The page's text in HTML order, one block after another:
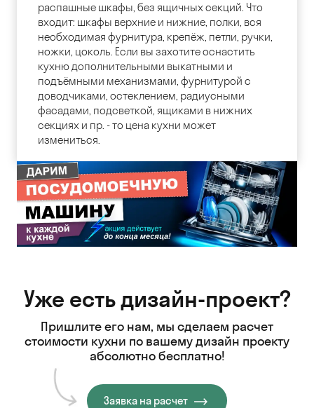
распашные шкафы, без ящичных секций. Что
входит: шкафы верхние и нижние, полки, вся
необходимая фурнитура, крепёж, петли, ручки,
ножки, цоколь. Если вы захотите оснастить
кухню дополнительными выкатными и
подъёмными механизмами, фурнитурой с
доводчиками, остеклением, радиусными
фасадами, подсветкой, ящиками в нижних
секциях и пр. - то цена кухни может
измениться.
Уже есть дизайн-проект?
Пришлите его нам, мы сделаем расчет
стоимости кухни по вашему дизайн проекту
абсолютно бесплатно!
Заявка на расчет